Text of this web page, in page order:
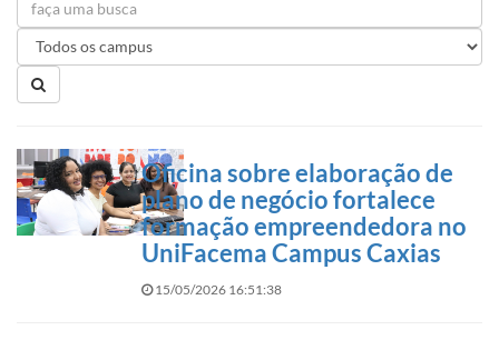
Oficina sobre elaboração de
plano de negócio fortalece
formação empreendedora no
UniFacema Campus Caxias
15/05/2026 16:51:38